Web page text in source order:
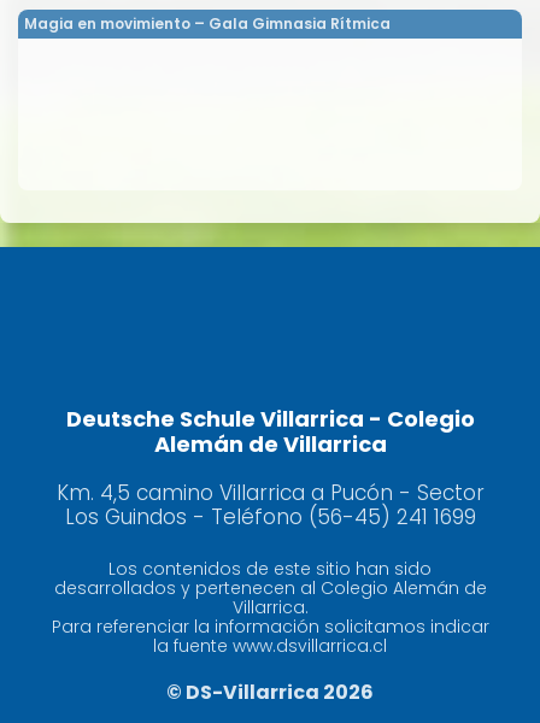
Magia en movimiento – Gala Gimnasia Rítmica
Deutsche Schule Villarrica - Colegio
Alemán de Villarrica
Km. 4,5 camino Villarrica a Pucón - Sector
Los Guindos - Teléfono (56-45) 241 1699
Los contenidos de este sitio han sido
desarrollados y pertenecen al Colegio Alemán de
Villarrica.
Para referenciar la información solicitamos indicar
la fuente www.dsvillarrica.cl
© DS-Villarrica 2026